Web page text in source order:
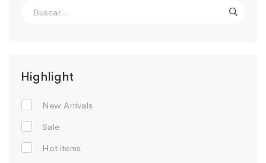
Highlight
New Arrivals
Sale
Hot items